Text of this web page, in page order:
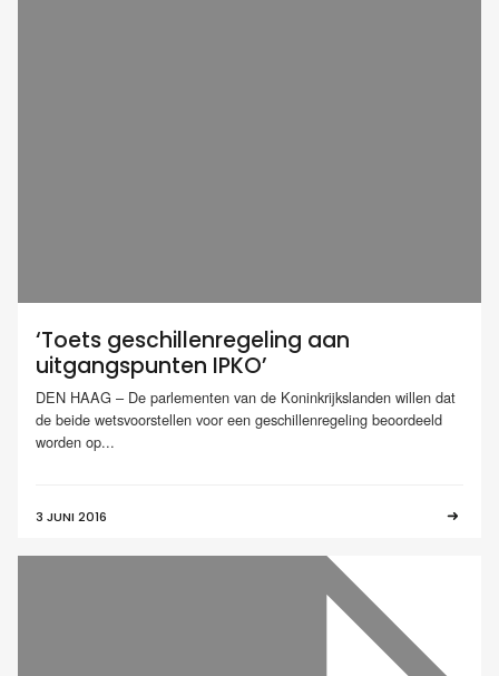
‘Toets geschillenregeling aan
uitgangspunten IPKO’
DEN HAAG – De parlementen van de Koninkrijkslanden willen dat
de beide wetsvoorstellen voor een geschillenregeling beoordeeld
worden op...
3 JUNI 2016